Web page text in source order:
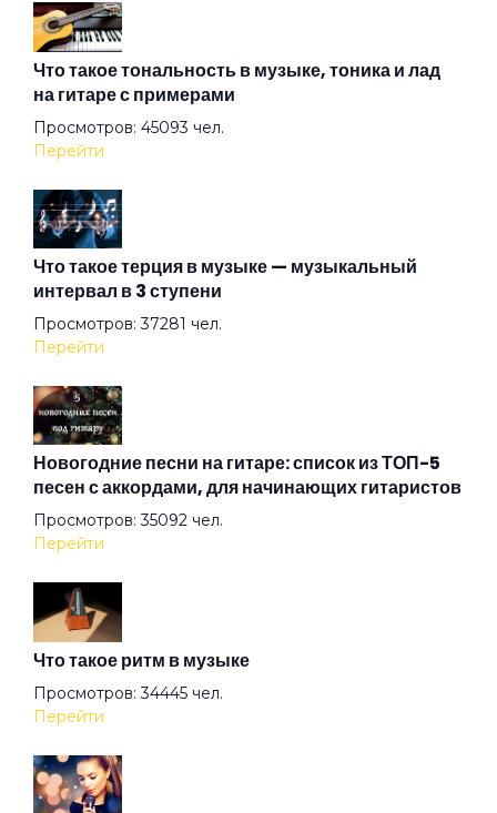
Алиса
Алмазная душа
Амазонка
Ангел на свече
Ангел
Арена
Аристократы
Атлантида
Что такое тональность в музыке, тоника и лад
на гитаре с примерами
Просмотров: 45093 чел.
Перейти
Что такое терция в музыке — музыкальный
интервал в 3 ступени
Просмотров: 37281 чел.
Перейти
Новогодние песни на гитаре: список из ТОП-5
песен с аккордами, для начинающих гитаристов
Просмотров: 35092 чел.
Перейти
Что такое ритм в музыке
Просмотров: 34445 чел.
Перейти